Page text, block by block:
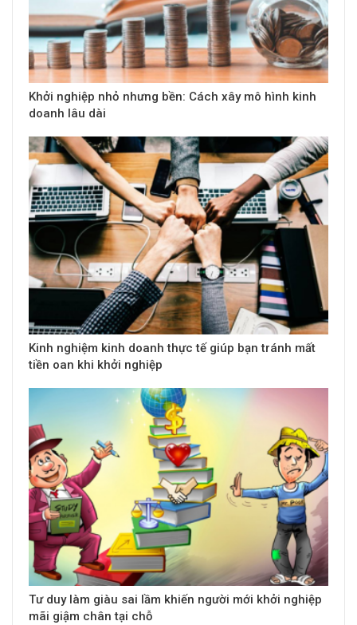
Khởi nghiệp nhỏ nhưng bền: Cách xây mô hình kinh
doanh lâu dài
Kinh nghiệm kinh doanh thực tế giúp bạn tránh mất
tiền oan khi khởi nghiệp
Tư duy làm giàu sai lầm khiến người mới khởi nghiệp
mãi giậm chân tại chỗ